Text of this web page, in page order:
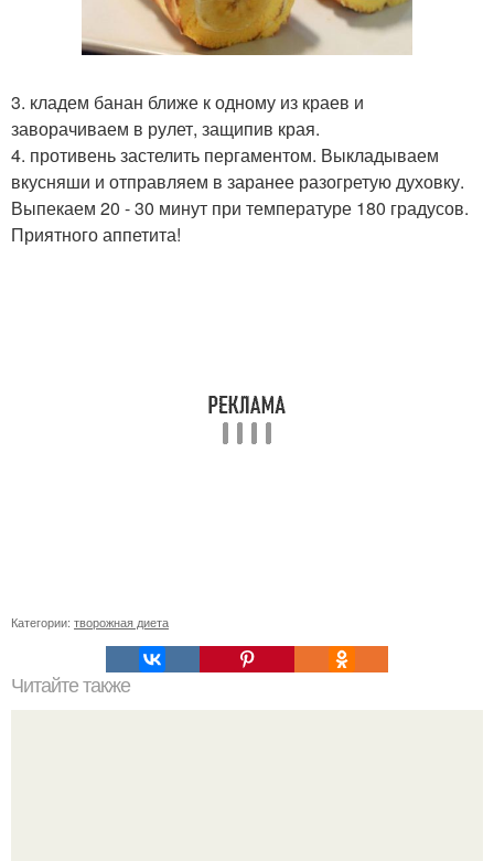
3. кладем банан ближе к одному из краев и
заворачиваем в рулет, защипив края.
4. противень застелить пергаментом. Выкладываем
вкусняши и отправляем в заранее разогретую духовку.
Выпекаем 20 - 30 минут при температуре 180 градусов.
Приятного аппетита!
Категории: творожная диета
Читайте также